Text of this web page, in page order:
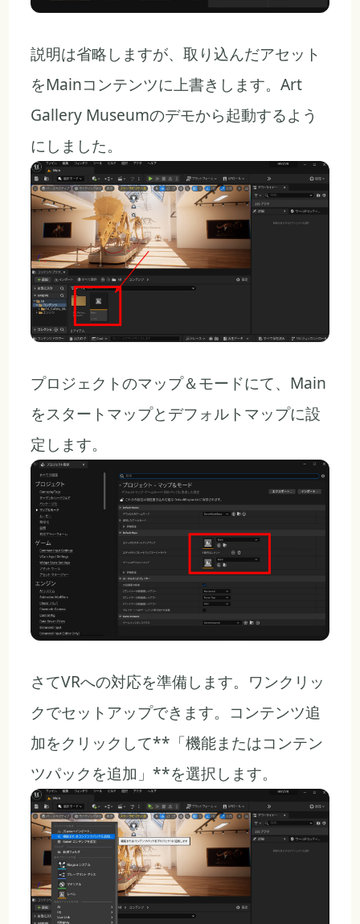
説明は省略しますが、取り込んだアセット
をMainコンテンツに上書きします。Art
Gallery Museumのデモから起動するよう
にしました。
プロジェクトのマップ＆モードにて、Main
をスタートマップとデフォルトマップに設
定します。
さてVRへの対応を準備します。ワンクリッ
クでセットアップできます。コンテンツ追
加をクリックして**「機能またはコンテン
ツパックを追加」**を選択します。